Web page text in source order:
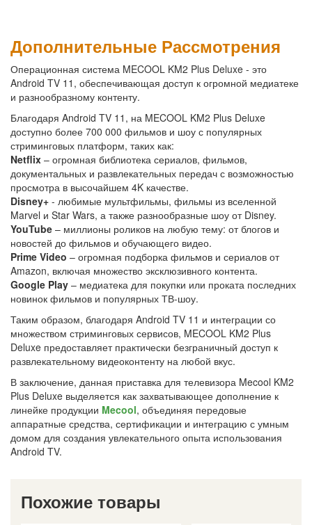
Дополнительные Рассмотрения
Операционная система MECOOL KM2 Plus Deluxe - это
Android TV 11, обеспечивающая доступ к огромной медиатеке
и разнообразному контенту.
Благодаря Android TV 11, на MECOOL KM2 Plus Deluxe
доступно более 700 000 фильмов и шоу с популярных
стриминговых платформ, таких как:
Netflix – огромная библиотека сериалов, фильмов,
документальных и развлекательных передач с возможностью
просмотра в высочайшем 4K качестве.
Disney+ - любимые мультфильмы, фильмы из вселенной
Marvel и Star Wars, а также разнообразные шоу от Disney.
YouTube – миллионы роликов на любую тему: от блогов и
новостей до фильмов и обучающего видео.
Prime Video – огромная подборка фильмов и сериалов от
Amazon, включая множество эксклюзивного контента.
Google Play – медиатека для покупки или проката последних
новинок фильмов и популярных ТВ-шоу.
Таким образом, благодаря Android TV 11 и интеграции со
множеством стриминговых сервисов, MECOOL KM2 Plus
Deluxe предоставляет практически безграничный доступ к
развлекательному видеоконтенту на любой вкус.
В заключение, данная приставка для телевизора Mecool KM2
Plus Deluxe выделяется как захватывающее дополнение к
линейке продукции Mecool, объединяя передовые
аппаратные средства, сертификации и интеграцию с умным
домом для создания увлекательного опыта использования
Android TV.
Похожие товары